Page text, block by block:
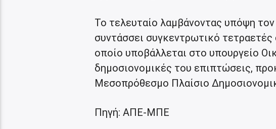
Το τελευταίο λαμβάνοντας υπόψη
συντάσσει συγκεντρωτικό
οποίο υποβάλλεται στο υπουργείο
δημοσιονομικές του επιπτώσεις,
Μεσοπρόθεσμο Πλαίσιο
Πηγή: ΑΠΕ-ΜΠΕ